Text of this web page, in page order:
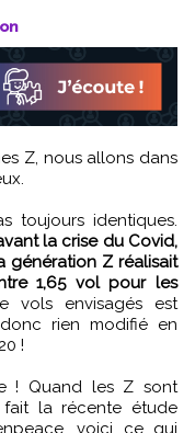
toujours identiques.
la crise du Covid,
génération Z réalisait
1,65 vol pour les
vols envisagés est
rien modifié en
!
! Quand les Z sont
fait la récente étude
voici ce qui